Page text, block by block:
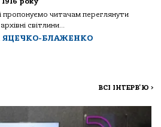
пропонуємо читачам переглянути
світлини...
ЯЦЕЧКО-БЛАЖЕНКО
ВСІ ІНТЕРВ'Ю >